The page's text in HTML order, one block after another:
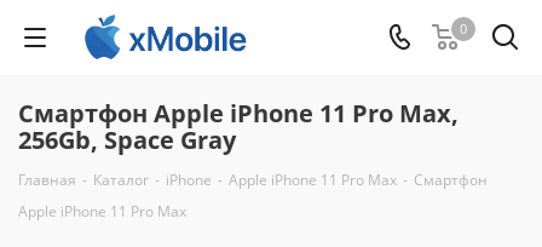
0
Смартфон Apple iPhone 11 Pro Max,
256Gb, Space Gray
Главная - Каталог - iPhone - Apple iPhone 11 Pro Max - Смартфон
Apple iPhone 11 Pro Max